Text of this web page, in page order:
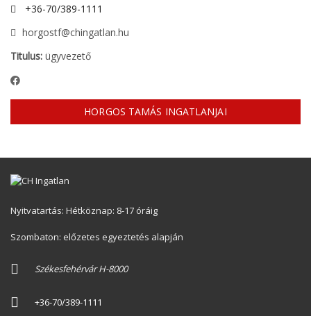
+36-70/389-1111
horgostf@chingatlan.hu
Titulus: ügyvezető
HORGOS TAMÁS INGATLANJAI
Nyitvatartás: Hétköznap: 8-17 óráig
Szombaton: előzetes egyeztetés alapján
Székesfehérvár H-8000
+36-70/389-1111